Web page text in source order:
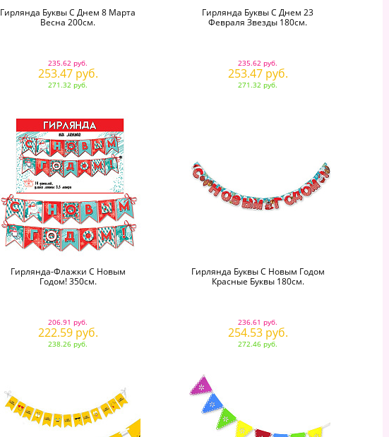
Гирлянда Буквы С Днем 8 Марта
Весна 200см.
235.62 руб.
253.47 руб.
271.32 руб.
Гирлянда Буквы С Днем 23
Февраля Звезды 180см.
235.62 руб.
253.47 руб.
271.32 руб.
Гирлянда-Флажки С Новым
Годом! 350см.
206.91 руб.
222.59 руб.
238.26 руб.
Гирлянда Буквы С Новым Годом
Красные Буквы 180см.
236.61 руб.
254.53 руб.
272.46 руб.